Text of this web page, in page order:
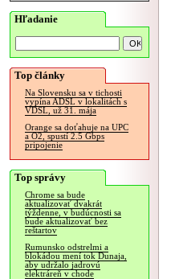
Hľadanie
Top články
Na Slovensku sa v tichosti
vypína ADSL v lokalitách s
VDSL, už 31. mája
Orange sa doťahuje na UPC
a O2, spustí 2.5 Gbps
pripojenie
Top správy
Chrome sa bude
aktualizovať dvakrát
týždenne, v budúcnosti sa
bude aktualizovať bez
reštartov
Rumunsko odstrelmi a
blokádou mení tok Dunaja,
aby udržalo jadrovú
elektráreň v chode